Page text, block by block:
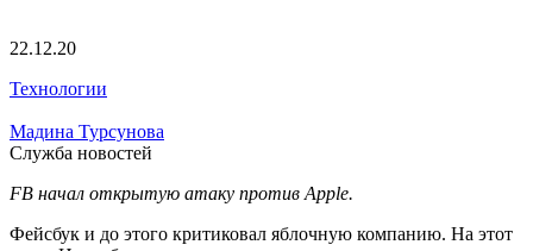
22.12.20
Технологии
Мадина Турсунова
Служба новостей
FB начал открытую атаку против Apple.
Фейсбук и до этого критиковал яблочную компанию. На этот